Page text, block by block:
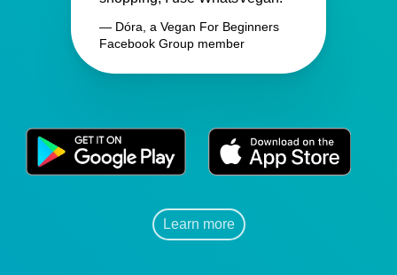
— Dóra, a Vegan For Beginners
Facebook Group member
Learn more